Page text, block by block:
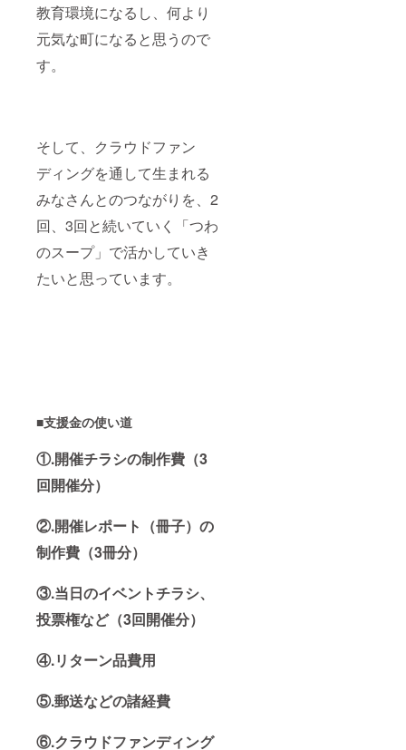
教育環境になるし、何より
元気な町になると思うので
す。
そして、クラウドファン
ディングを通して生まれる
みなさんとのつながりを、2
回、3回と続いていく「つわ
のスープ」で活かしていき
たいと思っています。
■支援金の使い道
①.開催チラシの制作費（3
回開催分）
②.開催レポート（冊子）の
制作費（3冊分）
③.当日のイベントチラシ、
投票権など（3回開催分）
④.リターン品費用
⑤.郵送などの諸経費
⑥.クラウドファンディング